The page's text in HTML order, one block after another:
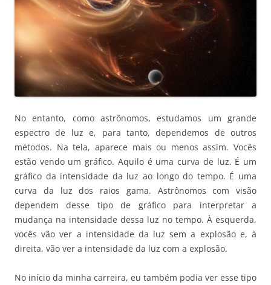
No entanto, como astrônomos, estudamos um grande
espectro de luz e, para tanto, dependemos de outros
métodos. Na tela, aparece mais ou menos assim. Vocês
estão vendo um gráfico. Aquilo é uma curva de luz. É um
gráfico da intensidade da luz ao longo do tempo. É uma
curva da luz dos raios gama. Astrônomos com visão
dependem desse tipo de gráfico para interpretar a
mudança na intensidade dessa luz no tempo. À esquerda,
vocês vão ver a intensidade da luz sem a explosão e, à
direita, vão ver a intensidade da luz com a explosão.
No início da minha carreira, eu também podia ver esse tipo